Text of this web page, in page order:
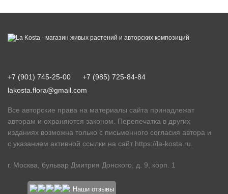
+7 (901) 745-25-00
+7 (985) 725-84-84
lakosta.flora@gmail.com
Все авторские права на материалы сайта принадлежат
авторам и охраняются законом. Перепечатка в других
изданиях возможна только с письменного согласия автора и
с указанием активной ссылки на сайт https://la-kosta.ru
г. Москва, бульвар Дмитрия Донского, д. 9, корп. 1
Наши отзывы